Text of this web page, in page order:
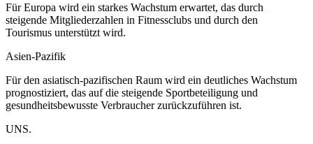
Für Europa wird ein starkes Wachstum erwartet, das durch
steigende Mitgliederzahlen in Fitnessclubs und durch den
Tourismus unterstützt wird.
Asien-Pazifik
Für den asiatisch-pazifischen Raum wird ein deutliches Wachstum
prognostiziert, das auf die steigende Sportbeteiligung und
gesundheitsbewusste Verbraucher zurückzuführen ist.
UNS.